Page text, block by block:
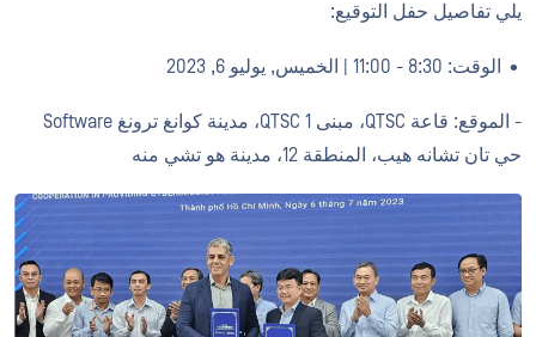
يلي تفاصيل حفل التوقيع:
• الوقت: 8:30 - 11:00 | الخميس, يوليو 6, 2023
- الموقع: قاعة QTSC، مبنى QTSC 1، مدينة كوانغ ترونغ Software
حي تان تشانه هيب، المنطقة 12، مدينة هو تشي منه